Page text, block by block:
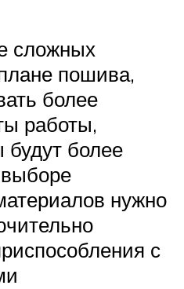
сложных
пошива,
более
работы,
будут более
нужно
с